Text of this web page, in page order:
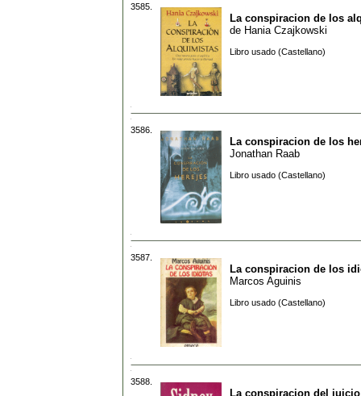
3585.
La conspiracion de los
de Hania Czajkowski
Libro usado (Castellano)
3586.
La conspiracion de los
Jonathan Raab
Libro usado (Castellano)
3587.
La conspiracion de los
Marcos Aguinis
Libro usado (Castellano)
3588.
La conspiracion del